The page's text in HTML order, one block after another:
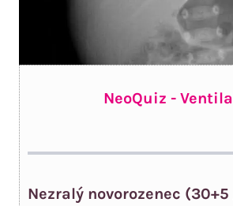
NeoQuiz -
Nezralý novorozenec (30+5